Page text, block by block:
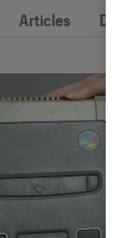
Articles